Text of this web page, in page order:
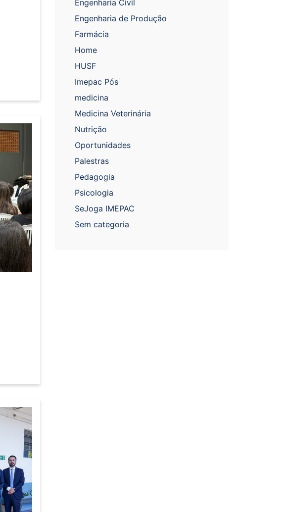
Engenharia Civil
Engenharia de Produção
Farmácia
Home
HUSF
Imepac Pós
medicina
Medicina Veterinária
Nutrição
Oportunidades
Palestras
Pedagogia
Psicologia
SeJoga IMEPAC
Sem categoria